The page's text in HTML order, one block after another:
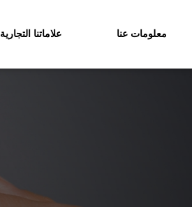
معلومات عنا علاماتنا التجارية